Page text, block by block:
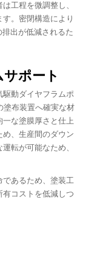
工程を微調整し、
。密閉構造により
出が低減されるた
ポート
動ダイヤフラムポ
塗布装置へ確実な材
な塗膜厚さと仕上
、生産間のダウン
転が可能なため、
であるため、塗装工
コストを低減しつ